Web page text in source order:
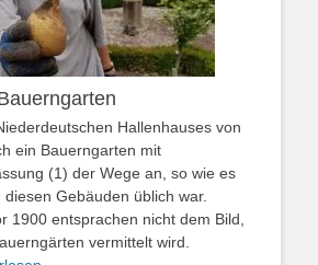
Hallenhauses von
ein Bauerngarten mit
(1) der Wege an, so wie es
Gebäuden üblich war.
1900 entsprachen nicht dem Bild,
vermittelt wird.